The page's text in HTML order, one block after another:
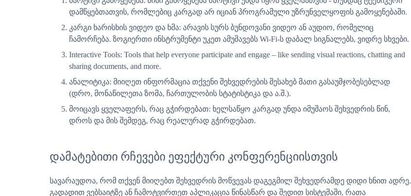
დამწყებთათვის, რომლებიც კარგად არ იციან პროგრამული უზრუნველყოფის გამოყენებაში.
კარგი ხარისხის ვიდეო და ხმა: არავის სურს ბუნდოვანი ვიდეო ან აუდიო, რომელიც
ჩამორჩება. ზოგიერთი ინსტრუმენტი უკეთ ამუშავებს Wi-Fi-ს დაბალ სიგნალებს, ვიდრე სხვები.
Interactive Tools: Tools that help everyone participate and engage – like sending visual reactions, chatting and
sharing documents, and more.
ანალიტიკა: მიიღეთ ინფორმაცია თქვენი შეხვედრების შესახებ მათი გასაუმჯობესებლად
(დრო, მონაწილეთა ზომა, ჩართულობის სტატისტიკა და ა.შ.).
მოიცავს ყველაფერს, რაც გჭირდებათ: ხელსაწყო კარგად უნდა იმუშაოს შეხვედრის წინ,
დროს და მის შემდეგ, რაც რეალურად გჭირდებათ.
დამატებითი რჩევები ეფექტური კონფერენციისთვის
სავარაუდოა, რომ თქვენ მიიღებთ შეხვედრის მოწვევას დაგეგმილ შეხვედრამდე დიდი ხნით ადრე.
გადადით ვებსაიტზე ან ჩამოტვირთეთ აპლიკაცია წინასწარ და შედით სისტემაში, რათა